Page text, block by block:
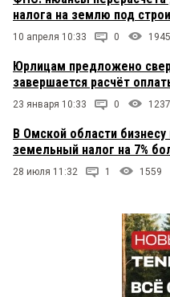
налога на землю под
10 апреля 10:33 0 1945
Юрлицам предложено
завершается расчёт
23 января 10:33 0 1237
В Омской области
земельный налог на 7%
28 июля 11:32 1 1559